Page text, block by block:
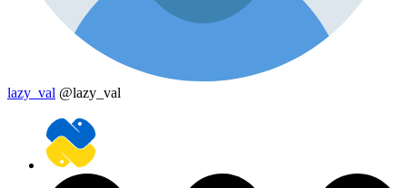
lazy_val @lazy_val